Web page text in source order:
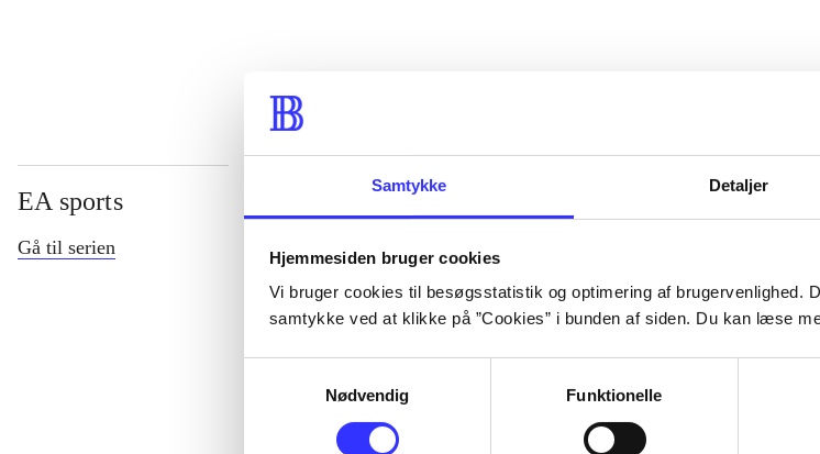
Samtykke Detaljer
Hjemmesiden bruger cookies
Vi bruger cookies til besøgsstatistik og optimering af
samtykke ved at klikke på ”Cookies” i bunden af siden. Du kan læse
Nødvendig
Funktionelle
EA sports
Gå til serien